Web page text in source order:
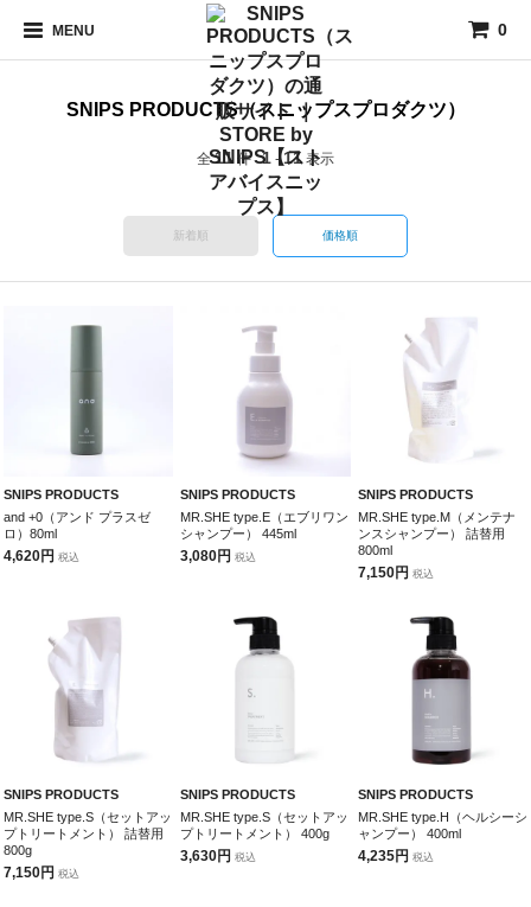
MENU 0
SNIPS PRODUCTS（スニップスプロダクツ）
全11 件1 -11表示
新着順 価格順
SNIPS PRODUCTS
and +0（アンド プラスゼ
ロ）80ml
4,620円 税込
SNIPS PRODUCTS
MR.SHE type.E（エブリワン
シャンプー） 445ml
3,080円 税込
SNIPS PRODUCTS
MR.SHE type.M（メンテナ
ンスシャンプー） 詰替用
800ml
7,150円 税込
SNIPS PRODUCTS
MR.SHE type.S（セットアッ
プトリートメント） 詰替用
800g
7,150円 税込
SNIPS PRODUCTS
MR.SHE type.S（セットアッ
プトリートメント） 400g
3,630円 税込
SNIPS PRODUCTS
MR.SHE type.H（ヘルシーシ
ャンプー） 400ml
4,235円 税込